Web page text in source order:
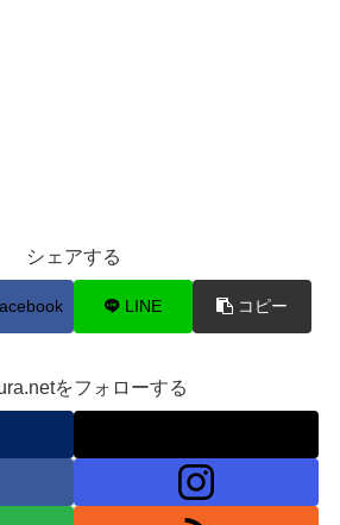
シェアする
LINE コピー
をフォローする